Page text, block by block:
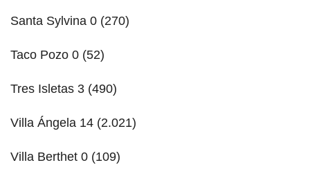
Santa Sylvina 0 (270)
Taco Pozo 0 (52)
Tres Isletas 3 (490)
Villa Ángela 14 (2.021)
Villa Berthet 0 (109)